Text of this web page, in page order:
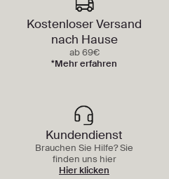
Kostenloser Versand
nach Hause
ab 69€
*Mehr erfahren
Kundendienst
Brauchen Sie Hilfe? Sie
finden uns hier
Hier klicken